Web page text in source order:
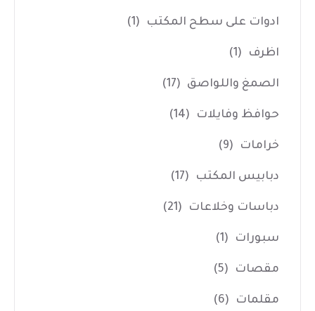
ادوات على سطح المكتب (1)
اظرف (1)
الصمغ واللواصق (17)
حوافظ وفايلات (14)
خرامات (9)
دبابيس المكتب (17)
دباسات وخلاعات (21)
سبورات (1)
مقصات (5)
مقلمات (6)